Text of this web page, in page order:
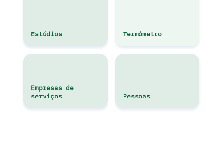
Estúdios Termómetro
Empresas de
serviços
Pessoas